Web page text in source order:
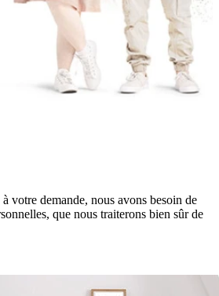
votre demande, nous avons besoin de
que nous traiterons bien sûr de